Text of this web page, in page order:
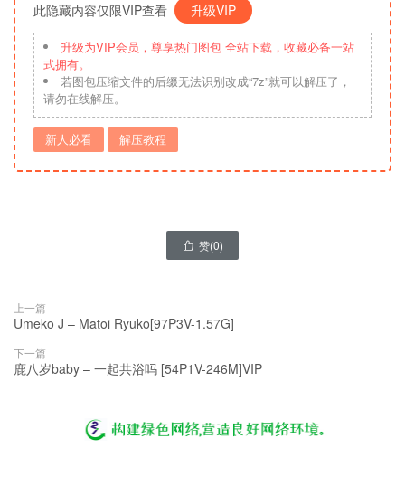
此隐藏内容仅限VIP查看 升级VIP
升级为VIP会员，尊享热门图包 全站下载，收藏必备一站
式拥有。
若图包压缩文件的后缀无法识别改成“7z”就可以解压了，
请勿在线解压。
新人必看 解压教程
 赞(0)
上一篇
Umeko J – Matoi Ryuko[97P3V-1.57G]
下一篇
鹿八岁baby – 一起共浴吗 [54P1V-246M]VIP